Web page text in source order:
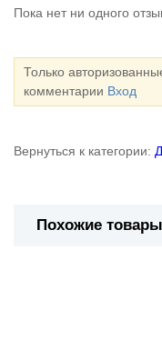
Пока нет ни одного
Только
комментарии Вход
Вернуться к категории:
Похожие товары